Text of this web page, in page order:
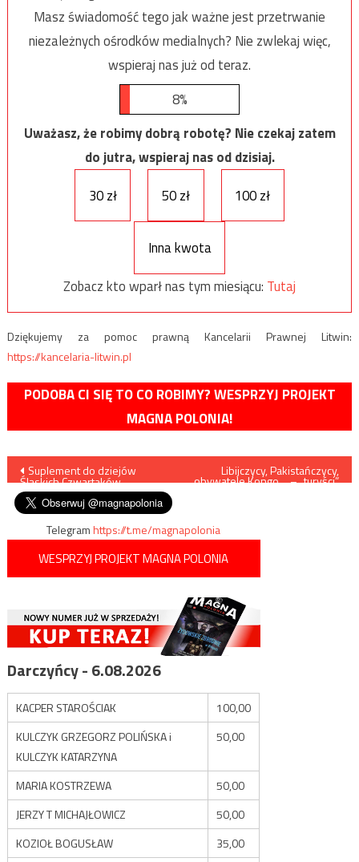
Masz świadomość tego jak ważne jest przetrwanie
niezależnych ośrodków medialnych? Nie zwlekaj więc,
wspieraj nas już od teraz.
8%
Uważasz, że robimy dobrą robotę? Nie czekaj zatem
do jutra, wspieraj nas od dzisiaj.
30 zł
50 zł 100 zł
Inna kwota
Zobacz kto wparł nas tym miesiącu: Tutaj
Dziękujemy za pomoc prawną Kancelarii Prawnej Litwin:
https://kancelaria-litwin.pl
PODOBA CI SIĘ TO CO ROBIMY? WESPRZYJ PROJEKT
MAGNA POLONIA!
Nawigacja
wpisu
Suplement do dziejów
Śląskich Czwartaków
Libijczycy, Pakistańczycy,
obywatele Kongo… – „turyści”
Telegramhttps://t.me/magnapolonia
WESPRZYJ PROJEKT MAGNA POLONIA
Darczyńcy - 6.08.2026
KACPER STAROŚCIAK
100,00
KULCZYK GRZEGORZ POLIŃSKA i
KULCZYK KATARZYNA
50,00
MARIA KOSTRZEWA
50,00
JERZY T MICHAJŁOWICZ
50,00
KOZIOŁ BOGUSŁAW
35,00